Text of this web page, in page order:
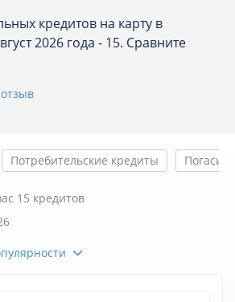
кредитов на карту в
2026 года - 15. Сравните
и условия по кредитам на карту в
Потребительские кредиты
15 кредитов